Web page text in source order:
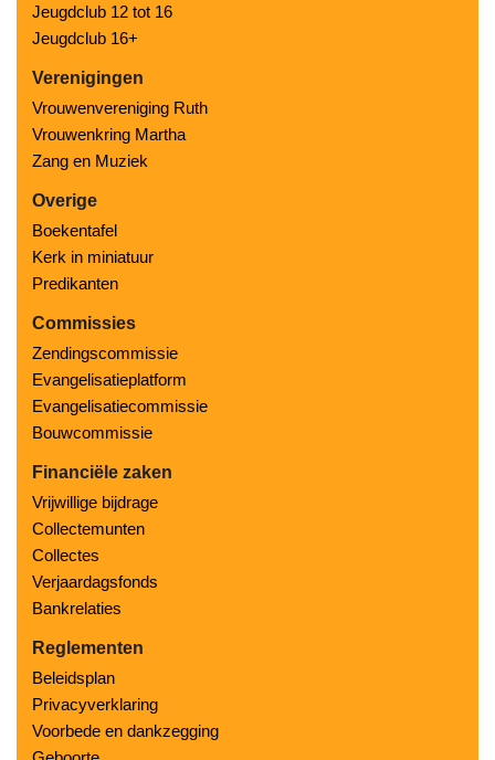
Jeugdclub 12 tot 16
Jeugdclub 16+
Verenigingen
Vrouwenvereniging Ruth
Vrouwenkring Martha
Zang en Muziek
Overige
Boekentafel
Kerk in miniatuur
Predikanten
Commissies
Zendingscommissie
Evangelisatieplatform
Evangelisatiecommissie
Bouwcommissie
Financiële zaken
Vrijwillige bijdrage
Collectemunten
Collectes
Verjaardagsfonds
Bankrelaties
Reglementen
Beleidsplan
Privacyverklaring
Voorbede en dankzegging